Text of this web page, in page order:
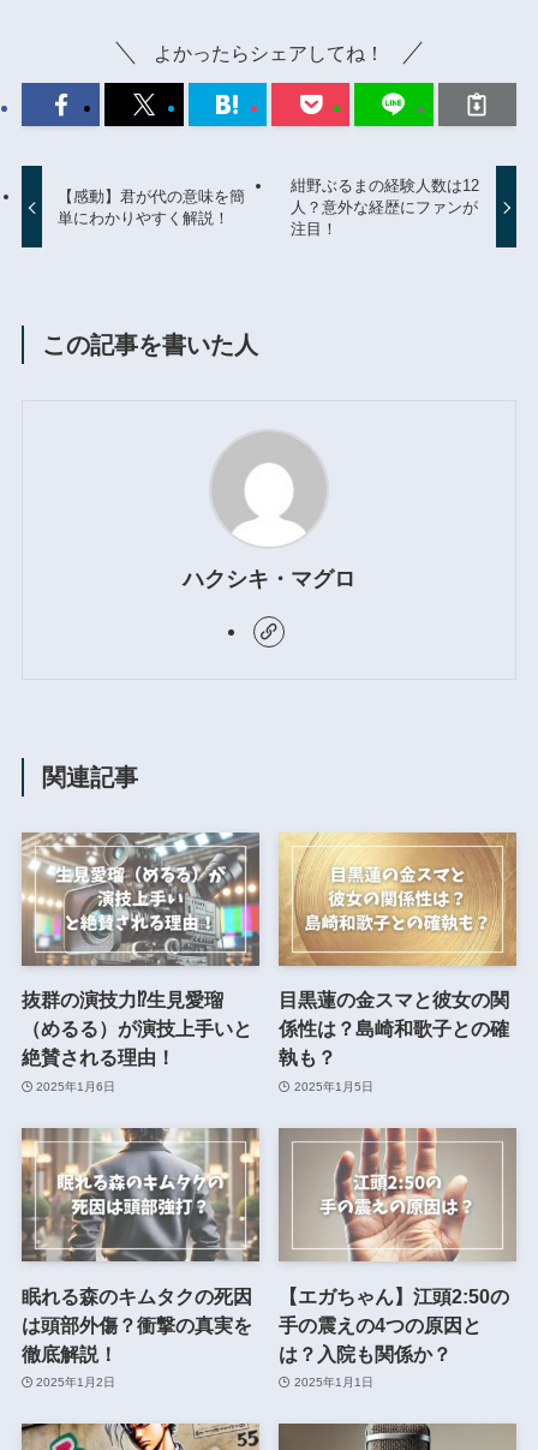
よかったらシェアしてね！
【感動】君が代の意味を簡
単にわかりやすく解説！
紺野ぶるまの経験人数は12
人？意外な経歴にファンが
注目！
この記事を書いた人
ハクシキ・マグロ
関連記事
抜群の演技力⁉︎生見愛瑠
（めるる）が演技上手いと
絶賛される理由！
2025年1月6日
目黒蓮の金スマと彼女の関
係性は？島崎和歌子との確
執も？
2025年1月5日
眠れる森のキムタクの死因
は頭部外傷？衝撃の真実を
徹底解説！
2025年1月2日
【エガちゃん】江頭2:50の
手の震えの4つの原因と
は？入院も関係か？
2025年1月1日